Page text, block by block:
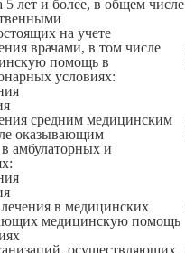
5 лет и более, в общем числе
на учете
врачами, в том числе
помощь в
условиях:
средним медицинским
оказывающим
амбулаторных и
в медицинских
медицинскую помощь
осуществляющих